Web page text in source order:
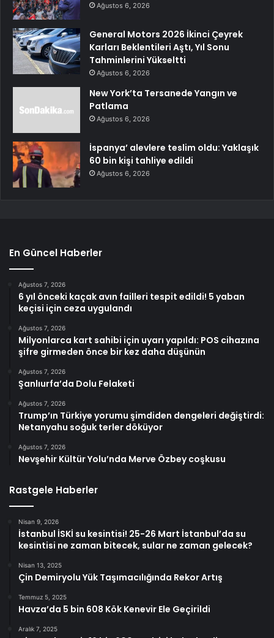
Ağustos 6, 2026
General Motors 2026 İkinci Çeyrek
Karları Beklentileri Aştı, Yıl Sonu
Tahminlerini Yükseltti
Ağustos 6, 2026
New York’ta Tersanede Yangın ve
Patlama
Ağustos 6, 2026
İspanya’ alevlere teslim oldu: Yaklaşık
60 bin kişi tahliye edildi
Ağustos 6, 2026
En Güncel Haberler
Ağustos 7, 2026
6 yıl önceki kaçak avın failleri tespit edildi! 5 yaban
keçisi için ceza uygulandı
Ağustos 7, 2026
Milyonlarca kart sahibi için uyarı yapıldı: POS cihazına
şifre girmeden önce bir kez daha düşünün
Ağustos 7, 2026
Şanlıurfa’da Dolu Felaketi
Ağustos 7, 2026
Trump’ın Türkiye yorumu şimdiden dengeleri değiştirdi:
Netanyahu soğuk terler döküyor
Ağustos 7, 2026
Nevşehir Kültür Yolu’nda Merve Özbey coşkusu
Rastgele Haberler
Nisan 9, 2026
İstanbul İSKİ su kesintisi! 25-26 Mart İstanbul’da su
kesintisi ne zaman bitecek, sular ne zaman gelecek?
Nisan 13, 2025
Çin Demiryolu Yük Taşımacılığında Rekor Artış
Temmuz 5, 2025
Havza’da 5 bin 608 Kök Kenevir Ele Geçirildi
Aralık 7, 2025